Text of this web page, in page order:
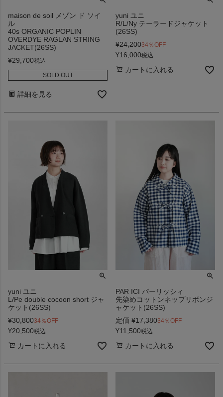
maison de soil メゾン ド ソイ
ル
40s ORGANIC POPLIN
OVERDYE RAGLAN STRING
JACKET(26SS)
¥29,700税込
SOLD OUT
詳細を見る
yuni ユニ
R/L/Ny テーラードジャケット
(26SS)
¥24,20034％OFF
¥16,000税込
カートに入れる
yuni ユニ
L/Pe double cocoon short ジャ
ケット(26SS)
¥30,80034％OFF
¥20,500税込
カートに入れる
PAR ICI パーリッシィ
先染めコットンネップリボンジ
ャケット(26SS)
定価 ¥17,38034％OFF
¥11,500税込
カートに入れる